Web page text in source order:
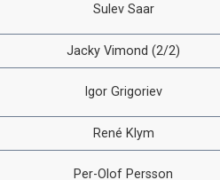
Sulev Saar
Jacky Vimond (2/2)
Igor Grigoriev
René Klym
Per-Olof Persson